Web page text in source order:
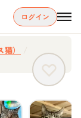
ログイン
）